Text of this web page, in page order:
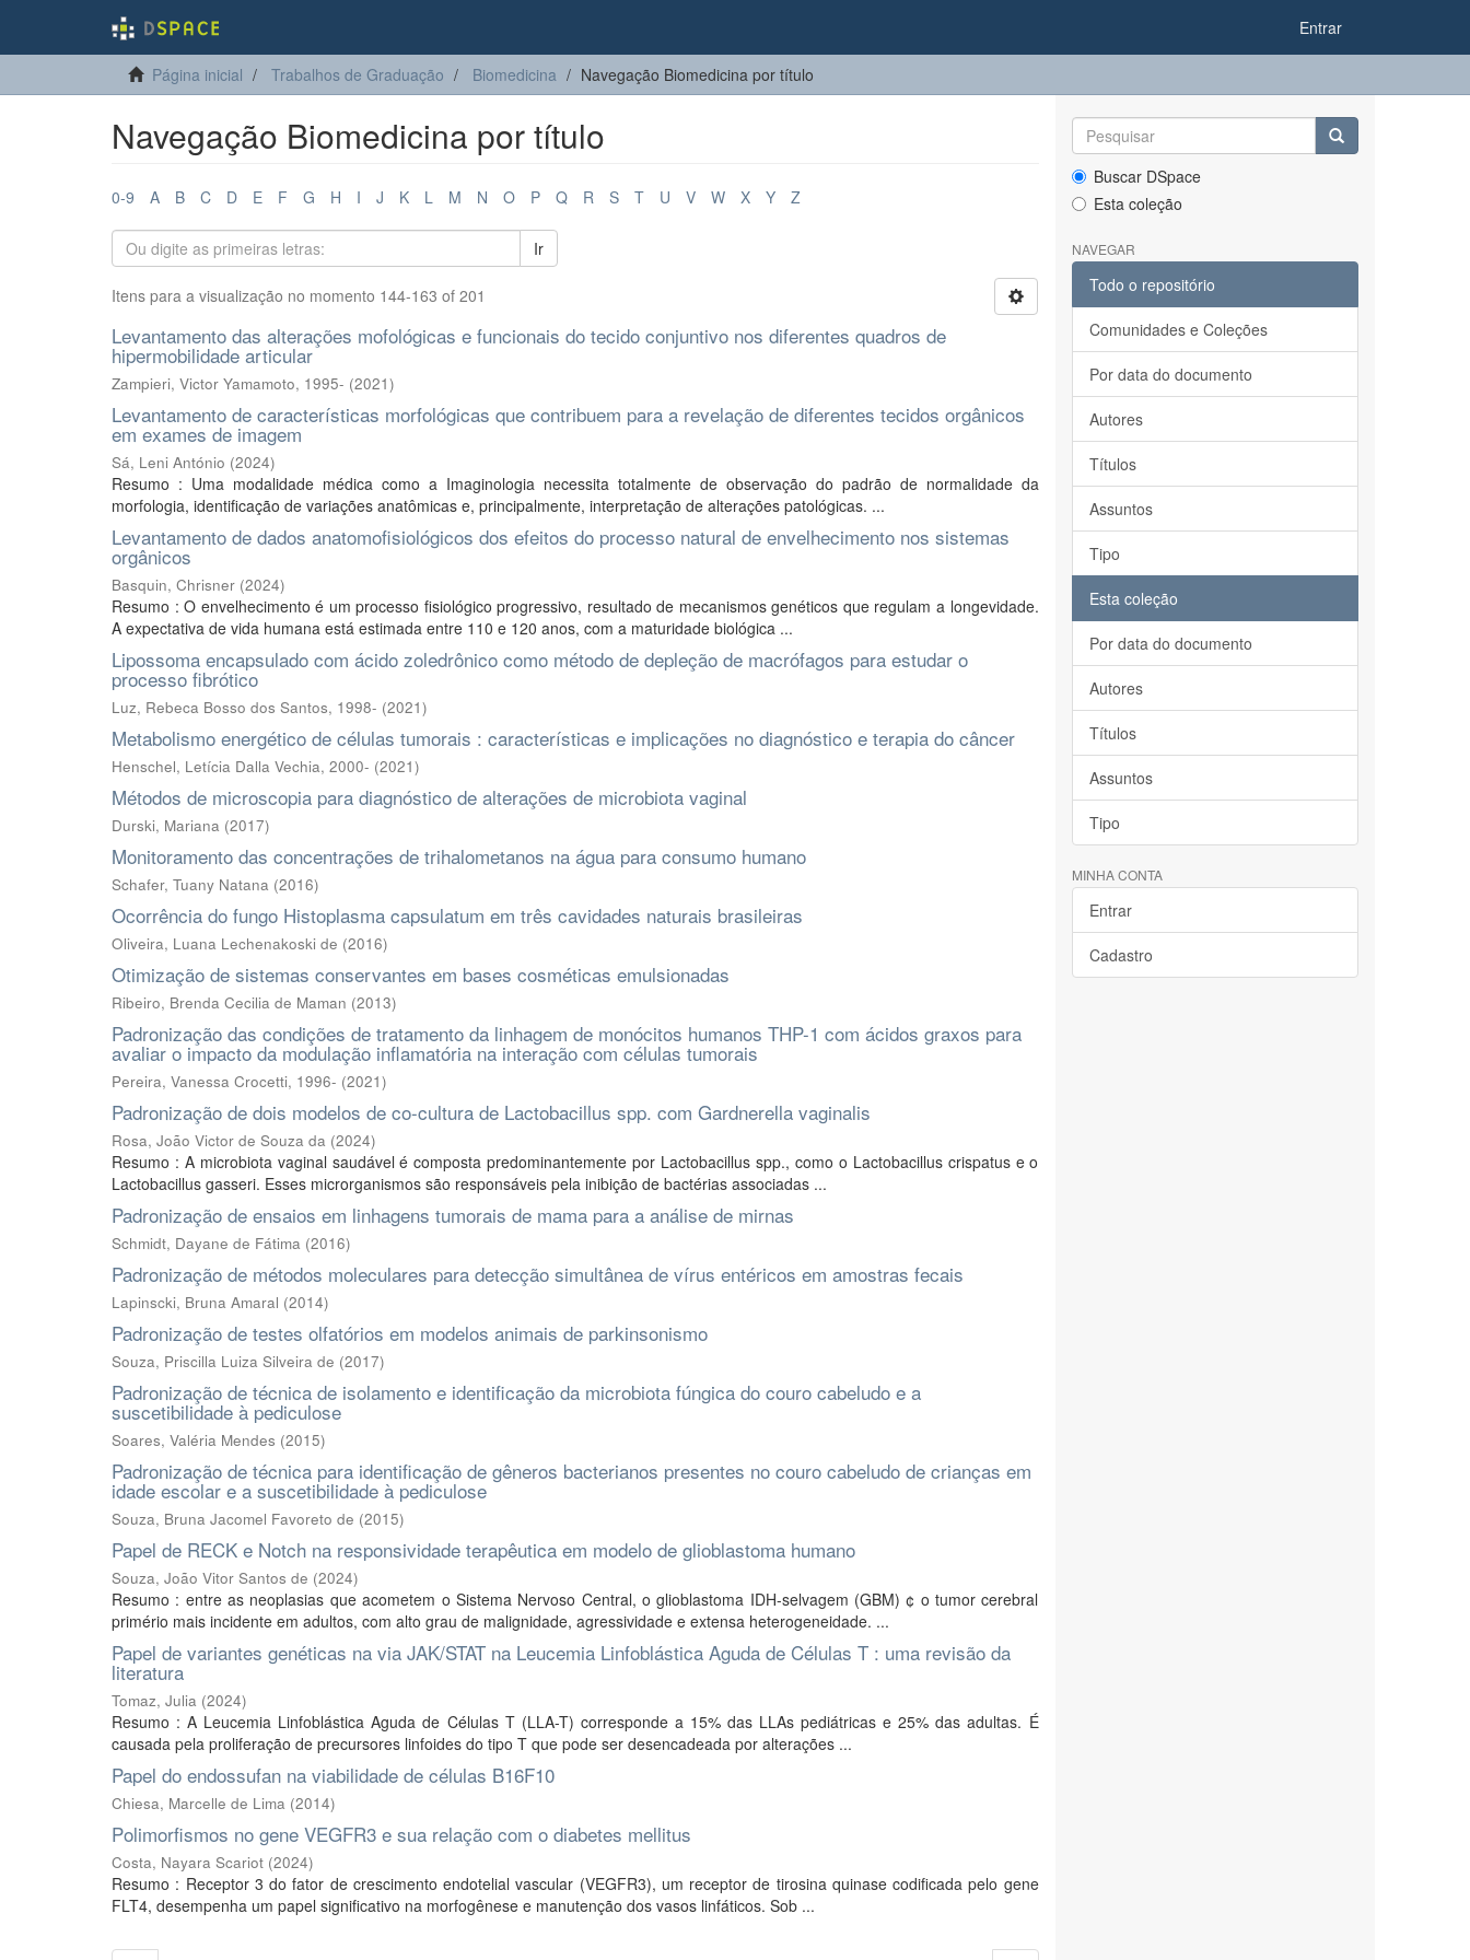
Entrar
Página inicial Trabalhos de Graduação Biomedicina Navegação Biomedicina por título
Navegação Biomedicina por título
0-9 A B C D E F G H I J K L M N O P Q R S T U V W X Y Z
Ir
Itens para a visualização no momento 144-163 of 201
Levantamento das alterações mofológicas e funcionais do tecido conjuntivo nos diferentes quadros de
hipermobilidade articular
Zampieri, Victor Yamamoto, 1995- (2021)
Levantamento de características morfológicas que contribuem para a revelação de diferentes tecidos orgânicos
em exames de imagem
Sá, Leni António (2024)
Resumo : Uma modalidade médica como a Imaginologia necessita totalmente de observação do padrão de normalidade da
morfologia, identificação de variações anatômicas e, principalmente, interpretação de alterações patológicas. ...
Levantamento de dados anatomofisiológicos dos efeitos do processo natural de envelhecimento nos sistemas
orgânicos
Basquin, Chrisner (2024)
Resumo : O envelhecimento é um processo fisiológico progressivo, resultado de mecanismos genéticos que regulam a longevidade.
A expectativa de vida humana está estimada entre 110 e 120 anos, com a maturidade biológica ...
Lipossoma encapsulado com ácido zoledrônico como método de depleção de macrófagos para estudar o
processo fibrótico
Luz, Rebeca Bosso dos Santos, 1998- (2021)
Metabolismo energético de células tumorais : características e implicações no diagnóstico e terapia do câncer
Henschel, Letícia Dalla Vechia, 2000- (2021)
Métodos de microscopia para diagnóstico de alterações de microbiota vaginal
Durski, Mariana (2017)
Monitoramento das concentrações de trihalometanos na água para consumo humano
Schafer, Tuany Natana (2016)
Ocorrência do fungo Histoplasma capsulatum em três cavidades naturais brasileiras
Oliveira, Luana Lechenakoski de (2016)
Otimização de sistemas conservantes em bases cosméticas emulsionadas
Ribeiro, Brenda Cecilia de Maman (2013)
Padronização das condições de tratamento da linhagem de monócitos humanos THP-1 com ácidos graxos para
avaliar o impacto da modulação inflamatória na interação com células tumorais
Pereira, Vanessa Crocetti, 1996- (2021)
Padronização de dois modelos de co-cultura de Lactobacillus spp. com Gardnerella vaginalis
Rosa, João Victor de Souza da (2024)
Resumo : A microbiota vaginal saudável é composta predominantemente por Lactobacillus spp., como o Lactobacillus crispatus e o
Lactobacillus gasseri. Esses microrganismos são responsáveis pela inibição de bactérias associadas ...
Padronização de ensaios em linhagens tumorais de mama para a análise de mirnas
Schmidt, Dayane de Fátima (2016)
Padronização de métodos moleculares para detecção simultânea de vírus entéricos em amostras fecais
Lapinscki, Bruna Amaral (2014)
Padronização de testes olfatórios em modelos animais de parkinsonismo
Souza, Priscilla Luiza Silveira de (2017)
Padronização de técnica de isolamento e identificação da microbiota fúngica do couro cabeludo e a
suscetibilidade à pediculose
Soares, Valéria Mendes (2015)
Padronização de técnica para identificação de gêneros bacterianos presentes no couro cabeludo de crianças em
idade escolar e a suscetibilidade à pediculose
Souza, Bruna Jacomel Favoreto de (2015)
Papel de RECK e Notch na responsividade terapêutica em modelo de glioblastoma humano
Souza, João Vitor Santos de (2024)
Resumo : entre as neoplasias que acometem o Sistema Nervoso Central, o glioblastoma IDH-selvagem (GBM) ¢ o tumor cerebral
primério mais incidente em adultos, com alto grau de malignidade, agressividade e extensa heterogeneidade. ...
Papel de variantes genéticas na via JAK/STAT na Leucemia Linfoblástica Aguda de Células T : uma revisão da
literatura
Tomaz, Julia (2024)
Resumo : A Leucemia Linfoblástica Aguda de Células T (LLA-T) corresponde a 15% das LLAs pediátricas e 25% das adultas. É
causada pela proliferação de precursores linfoides do tipo T que pode ser desencadeada por alterações ...
Papel do endossufan na viabilidade de células B16F10
Chiesa, Marcelle de Lima (2014)
Polimorfismos no gene VEGFR3 e sua relação com o diabetes mellitus
Costa, Nayara Scariot (2024)
Resumo : Receptor 3 do fator de crescimento endotelial vascular (VEGFR3), um receptor de tirosina quinase codificada pelo gene
FLT4, desempenha um papel significativo na morfogênese e manutenção dos vasos linfáticos. Sob ...
Buscar DSpace
Esta coleção
NAVEGAR
Todo o repositório
Comunidades e Coleções
Por data do documento
Autores
Títulos
Assuntos
Tipo
Esta coleção
Por data do documento
Autores
Títulos
Assuntos
Tipo
MINHA CONTA
Entrar
Cadastro